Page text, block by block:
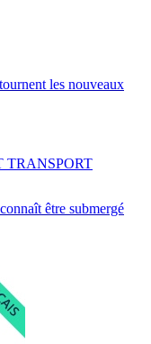
les nouveaux
être submergé
TRANSPORT